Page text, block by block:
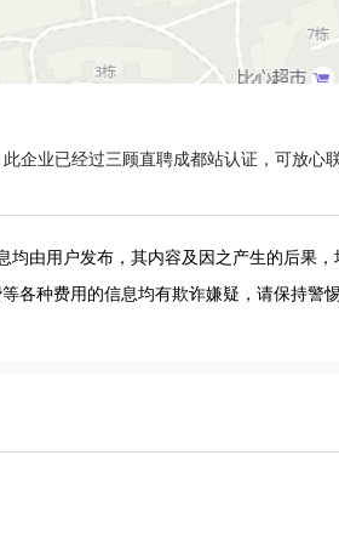
企业已经过三顾直聘成都站认证，可放心
均由用户发布，其内容及因之产生的后果，
各种费用的信息均有欺诈嫌疑，请保持警